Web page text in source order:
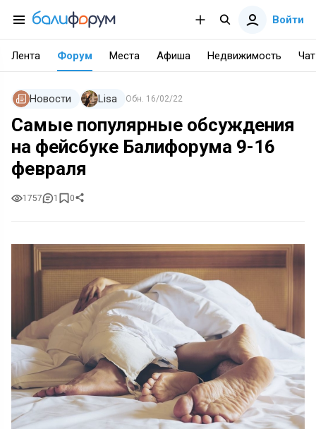
Войти
Лента Форум Места Афиша Недвижимость Чат
Новости Lisa Обн. 16/02/22
Самые популярные обсуждения
на фейсбуке Балифорума 9-16
февраля
1757 1 0